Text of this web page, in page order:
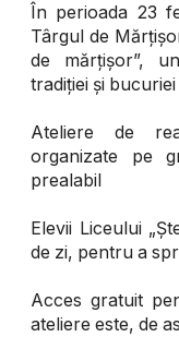
În perioada 23
Târgul de
de mărțișor”,
tradiției și
Ateliere de
organizate pe
prealabil
Elevii Liceului
de zi, pentru a
Acces gratuit
ateliere este, de